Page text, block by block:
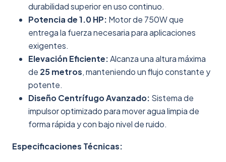
durabilidad superior en uso continuo.
Potencia de 1.0 HP: Motor de 750W que
entrega la fuerza necesaria para aplicaciones
exigentes.
Elevación Eficiente:Alcanza una altura máxima
de 25 metros, manteniendo un flujo constante y
potente.
Diseño Centrífugo Avanzado: Sistema de
impulsor optimizado para mover agua limpia de
forma rápida y con bajo nivel de ruido.
Especificaciones Técnicas: